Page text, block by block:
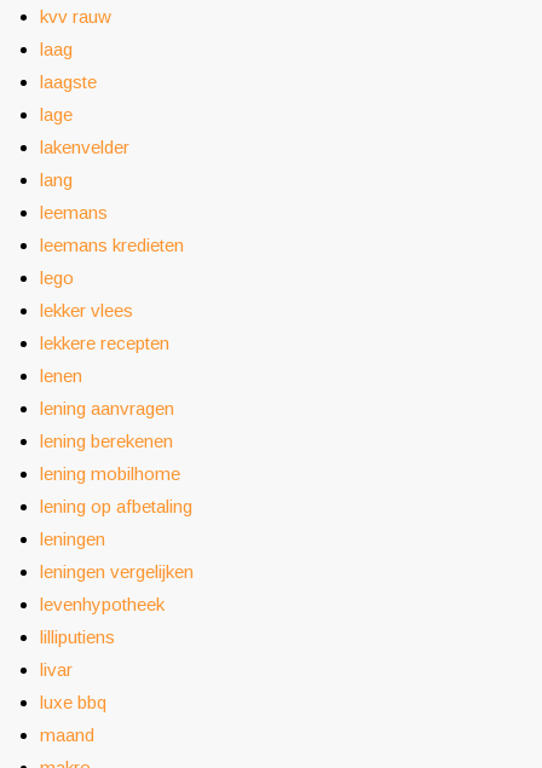
kvv rauw
laag
laagste
lage
lakenvelder
lang
leemans
leemans kredieten
lego
lekker vlees
lekkere recepten
lenen
lening aanvragen
lening berekenen
lening mobilhome
lening op afbetaling
leningen
leningen vergelijken
levenhypotheek
lilliputiens
livar
luxe bbq
maand